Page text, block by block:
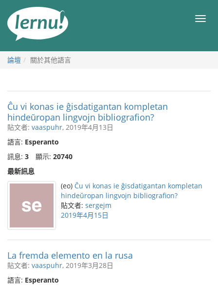
目
論壇 關於其他語言
Ĉu vi konas ie ĝisdatigantan kompletan
hindeŭropan lingvojn bibliografion?
貼文者: vaaspuhr, 2019年4月13日
語言: Esperanto
訊息: 3 顯示: 20740
最新訊息
(eo) Ĉu vi konas ie ĝisdatigantan kompletan
hindeŭropan lingvojn bibliografion?
貼文者: sergejm
2019年4月15日
La fremda elemento en la rusa
貼文者: vaaspuhr, 2019年3月28日
語言: Esperanto